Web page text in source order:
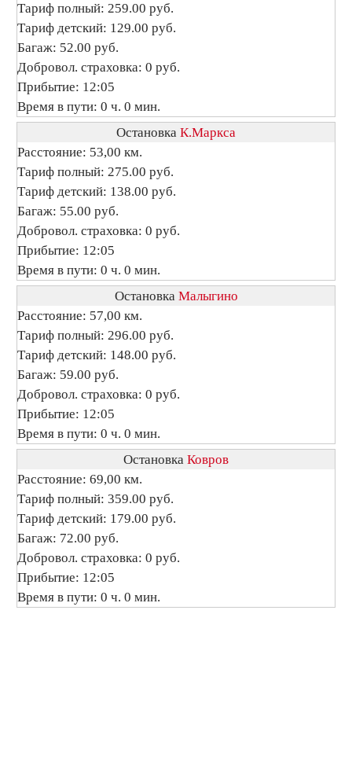
Тариф полный: 259.00 руб.
Тариф детский: 129.00 руб.
Багаж: 52.00 руб.
Добровол. страховка: 0 руб.
Прибытие: 12:05
Время в пути: 0 ч. 0 мин.
Остановка К.Маркса
Расстояние: 53,00 км.
Тариф полный: 275.00 руб.
Тариф детский: 138.00 руб.
Багаж: 55.00 руб.
Добровол. страховка: 0 руб.
Прибытие: 12:05
Время в пути: 0 ч. 0 мин.
Остановка Малыгино
Расстояние: 57,00 км.
Тариф полный: 296.00 руб.
Тариф детский: 148.00 руб.
Багаж: 59.00 руб.
Добровол. страховка: 0 руб.
Прибытие: 12:05
Время в пути: 0 ч. 0 мин.
Остановка Ковров
Расстояние: 69,00 км.
Тариф полный: 359.00 руб.
Тариф детский: 179.00 руб.
Багаж: 72.00 руб.
Добровол. страховка: 0 руб.
Прибытие: 12:05
Время в пути: 0 ч. 0 мин.